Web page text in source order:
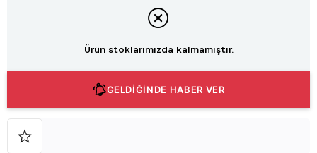
Ürün stoklarımızda kalmamıştır.
GELDİĞİNDE HABER VER